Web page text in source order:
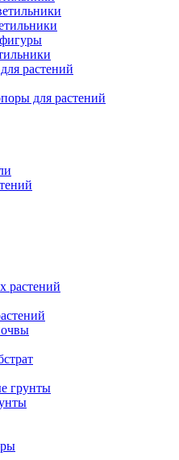
растений
для растений
растений
грунты